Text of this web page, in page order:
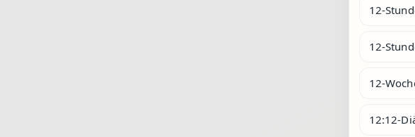
12-
12-
12-
12:12-